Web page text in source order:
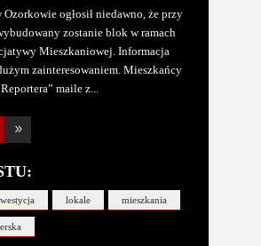
Ozorkowie ogłosił niedawno, że przy
zostanie blok w ramach
Mieszkaniowej. Informacja
zainteresowaniem. Mieszkańcy
maile z
lokale mieszkania